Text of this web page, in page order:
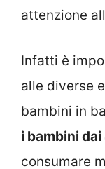
attenzione
Infatti è
alle diverse
bambini in
i bambini dai
consumare